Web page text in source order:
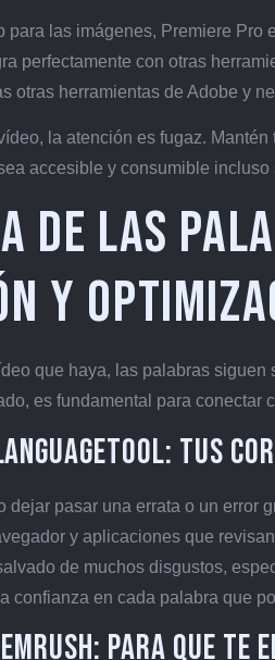
para las imágenes, Premiere
perfectamente con otras
otras herramientas de Adobe y
la atención es fugaz.
accesible y consumible incluso
de las
y
que haya, las palabras
es fundamental para conectar
Tus
dejar pasar una errata o un error
y aplicaciones que
de muchos disgustos,
confianza en cada palabra que
Para que te